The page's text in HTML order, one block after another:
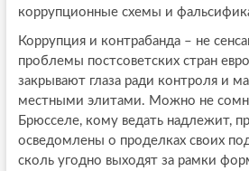
коррупционные схемы и
Коррупция и контрабанда – не
проблемы постсоветских стран
закрывают глаза ради контроля и
местными элитами. Можно не
Брюсселе, кому ведать надлежит,
осведомлены о проделках своих
сколь угодно выходят за рамки